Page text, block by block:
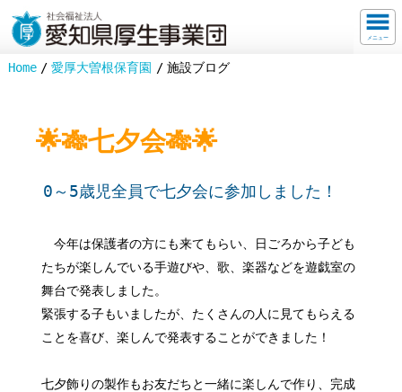
メニュー
Home 愛厚大曽根保育園 施設ブログ
🌟🎋七夕会🎋🌟
0～5歳児全員で七夕会に参加しました！
今年は保護者の方にも来てもらい、日ごろから子ども
たちが楽しんでいる手遊びや、歌、楽器などを遊戯室の
舞台で発表しました。
緊張する子もいましたが、たくさんの人に見てもらえる
ことを喜び、楽しんで発表することができました！
七夕飾りの製作もお友だちと一緒に楽しんで作り、完成